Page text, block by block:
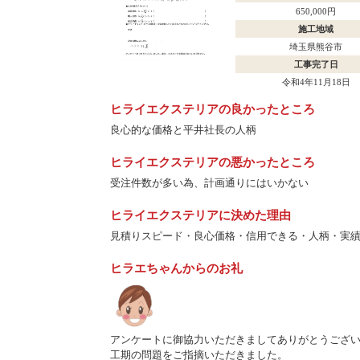
650,000円
施工地域
埼玉県熊谷市
工事完了日
令和4年11月18日
ヒライエクステリアの良かったところ
良心的な価格と平井社長の人柄
ヒライエクステリアの悪かったところ
受注件数が多い為、計画通りにはいかない
ヒライエクステリアに決めた理由
見積りスピード・良心価格・信用できる・人柄・実績
ヒラエちゃんからのお礼
アンケートに御協力いただきましてありがとうござい
工期の問題をご指摘いただきました。